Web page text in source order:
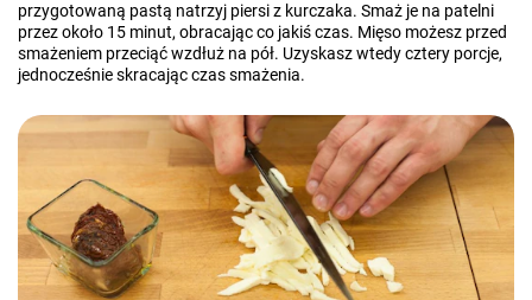
przygotowaną pastą natrzyj piersi z kurczaka. Smaż je na patelni
przez około 15 minut, obracając co jakiś czas. Mięso możesz przed
smażeniem przeciąć wzdłuż na pół. Uzyskasz wtedy cztery porcje,
jednocześnie skracając czas smażenia.